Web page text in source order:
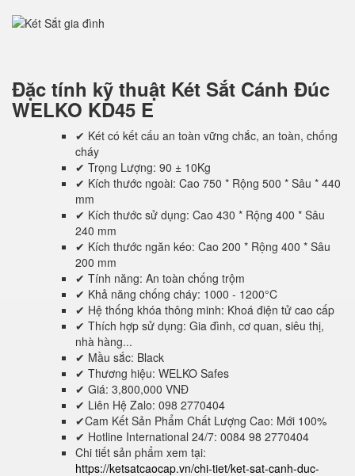
Đặc tính kỹ thuật Két Sắt Cánh Đúc
WELKO KD45 E
✔ Két có kết cấu an toàn vững chắc, an toàn, chống
cháy
✔ Trọng Lượng: 90 ± 10Kg
✔ Kích thước ngoài: Cao 750 * Rộng 500 * Sâu * 440
mm
✔ Kích thước sử dụng: Cao 430 * Rộng 400 * Sâu
240 mm
✔ Kích thước ngăn kéo: Cao 200 * Rộng 400 * Sâu
200 mm
✔ Tính năng: An toàn chống trộm
✔ Khả năng chống cháy: 1000 - 1200°C
✔ Hệ thống khóa thông minh: Khoá điện tử cao cấp
✔ Thích hợp sử dụng: Gia đình, cơ quan, siêu thị,
nhà hàng...
✔ Mầu sắc: Black
✔ Thương hiệu: WELKO Safes
✔ Giá: 3,800,000 VNĐ
✔ Liên Hệ Zalo: 098 2770404
✔Cam Kết Sản Phẩm Chất Lượng Cao: Mới 100%
✔ Hotline International 24/7: 0084 98 2770404
Chi tiết sản phẩm xem tại:
https://ketsatcaocap.vn/chi-tiet/ket-sat-canh-duc-